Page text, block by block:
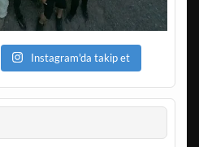
Instagram'da takip et